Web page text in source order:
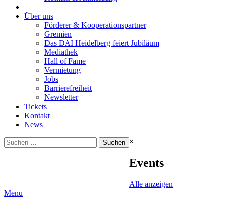
|
Über uns
Förderer & Kooperationspartner
Gremien
Das DAI Heidelberg feiert Jubiläum
Mediathek
Hall of Fame
Vermietung
Jobs
Barrierefreiheit
Newsletter
Tickets
Kontakt
News
Suchen
nach:
×
Events
Alle anzeigen
Menu